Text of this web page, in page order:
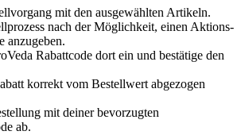
mit den ausgewählten Artikeln.
nach der Möglichkeit, einen Aktions-
anzugeben.
Rabattcode dort ein und bestätige den
korrekt vom Bestellwert abgezogen
mit deiner bevorzugten
ab.